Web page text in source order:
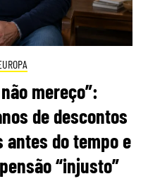
mereço”:
de descontos
do tempo e
“injusto”